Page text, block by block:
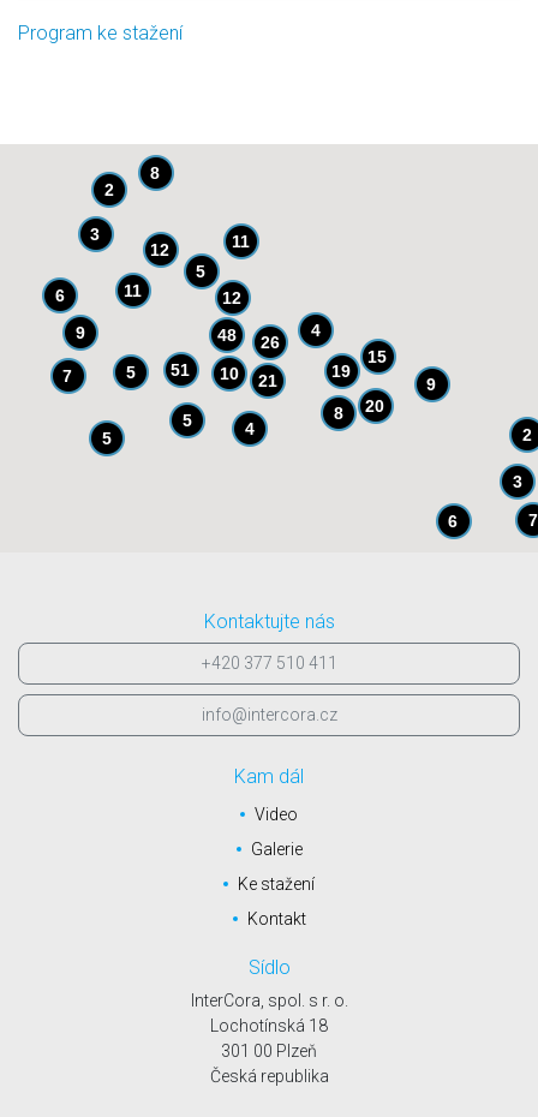
Program ke stažení
15
21
20
26
51
48
6
9
19
5
11
11
12
7
4
4
5
8
12
2
8
6
10
7
5
9
3
5
3
2
Kontaktujte nás
+420 377 510 411
info@intercora.cz
Kam dál
Video
Galerie
Ke stažení
Kontakt
Sídlo
InterCora, spol. s r. o.
Lochotínská 18
301 00 Plzeň
Česká republika